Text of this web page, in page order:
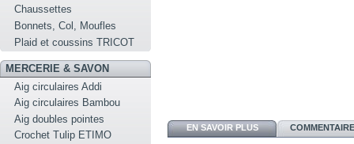
Chaussettes
Bonnets, Col, Moufles
Plaid et coussins TRICOT
MERCERIE & SAVON
Aig circulaires Addi
Aig circulaires Bambou
Aig doubles pointes
Crochet Tulip ETIMO
EN SAVOIR PLUS